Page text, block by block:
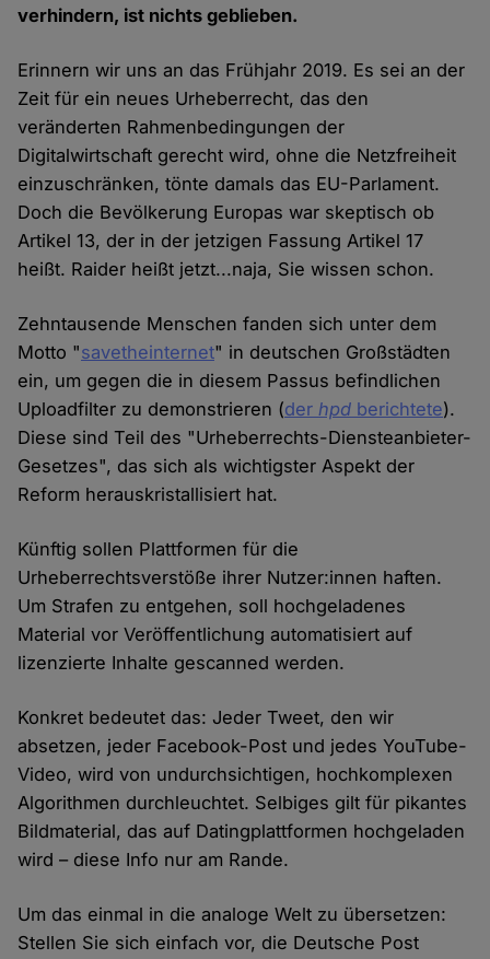
verhindern, ist nichts geblieben.
Erinnern wir uns an das Frühjahr 2019. Es sei an der
Zeit für ein neues Urheberrecht, das den
veränderten Rahmenbedingungen der
Digitalwirtschaft gerecht wird, ohne die Netzfreiheit
einzuschränken, tönte damals das EU-Parlament.
Doch die Bevölkerung Europas war skeptisch ob
Artikel 13, der in der jetzigen Fassung Artikel 17
heißt. Raider heißt jetzt...naja, Sie wissen schon.
Zehntausende Menschen fanden sich unter dem
Motto "savetheinternet" in deutschen Großstädten
ein, um gegen die in diesem Passus befindlichen
Uploadfilter zu demonstrieren (derhpd berichtete).
Diese sind Teil des "Urheberrechts-Diensteanbieter-
Gesetzes", das sich als wichtigster Aspekt der
Reform herauskristallisiert hat.
Künftig sollen Plattformen für die
Urheberrechtsverstöße ihrer Nutzer:innen haften.
Um Strafen zu entgehen, soll hochgeladenes
Material vor Veröffentlichung automatisiert auf
lizenzierte Inhalte gescanned werden.
Konkret bedeutet das: Jeder Tweet, den wir
absetzen, jeder Facebook-Post und jedes YouTube-
Video, wird von undurchsichtigen, hochkomplexen
Algorithmen durchleuchtet. Selbiges gilt für pikantes
Bildmaterial, das auf Datingplattformen hochgeladen
wird – diese Info nur am Rande.
Um das einmal in die analoge Welt zu übersetzen:
Stellen Sie sich einfach vor, die Deutsche Post